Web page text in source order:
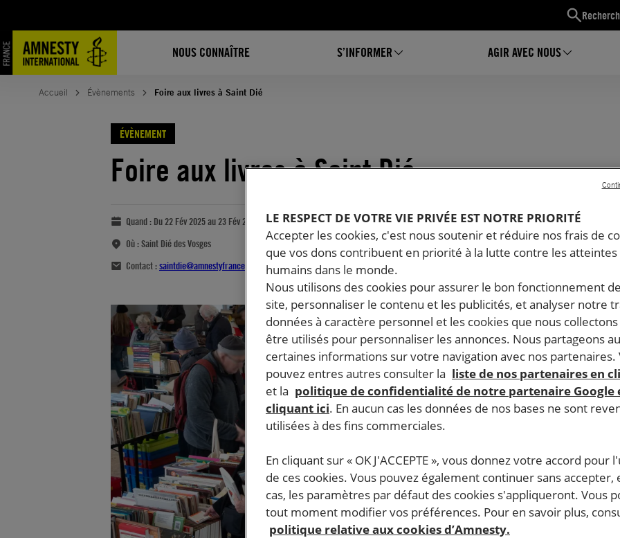
NOUS CONNAÎTRE S’INFORMER AGIR AVEC NOUS
Accueil Évènements Foire aux livres à Saint Dié
ÉVÈNEMENT
Foire aux livres à Saint Dié
Quand : Du 22 Fév 2025 au 23 Fév 2025
Où :Saint Dié des Vosges
Contact :saintdie@amnestyfrance.fr
LE RESPECT DE VOTRE VIE PRIVÉE EST NOTRE PRIORITÉ
Accepter les cookies, c'est nous soutenir et réduire nos frais de
que vos dons contribuent en priorité à la lutte contre les
humains dans le monde.
Nous utilisons des cookies pour assurer le bon fonctionnement
site, personnaliser le contenu et les publicités, et analyser notre
données à caractère personnel et les cookies que nous
être utilisés pour personnaliser les annonces. Nous partageons
certaines informations sur votre navigation avec nos partenaires.
pouvez entres autres consulter la liste de nos partenaires en
et la politique de confidentialité de notre partenaire Google
cliquant ici. En aucun cas les données de nos bases ne sont
utilisées à des fins commerciales.
En cliquant sur « OK J'ACCEPTE », vous donnez votre accord pour
de ces cookies. Vous pouvez également continuer sans accepter,
cas, les paramètres par défaut des cookies s'appliqueront. Vous
tout moment modifier vos préférences. Pour en savoir plus,
politique relative aux cookies d’Amnesty.